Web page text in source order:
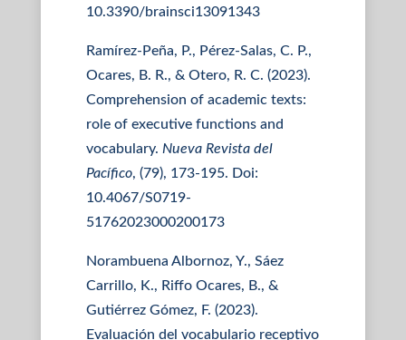
10.3390/brainsci13091343
Ramírez-Peña, P., Pérez-Salas, C. P.,
Ocares, B. R., & Otero, R. C. (2023).
Comprehension of academic texts:
role of executive functions and
vocabulary. Nueva Revista del
Pacífico, (79), 173-195. Doi:
10.4067/S0719-
51762023000200173
Norambuena Albornoz, Y., Sáez
Carrillo, K., Riffo Ocares, B., &
Gutiérrez Gómez, F. (2023).
Evaluación del vocabulario receptivo